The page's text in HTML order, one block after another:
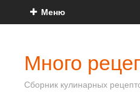
Меню
Много
Сборник кулинарных